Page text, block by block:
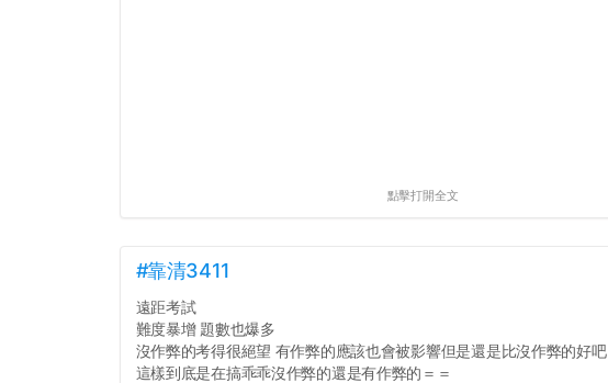
點擊打開全文
#靠清3411
遠距考試
難度暴增 題數也爆多
沒作弊的考得很絕望 有作弊的應該也會被影響但是還是比沒作弊的好吧
這樣到底是在搞乖乖沒作弊的還是有作弊的＝＝